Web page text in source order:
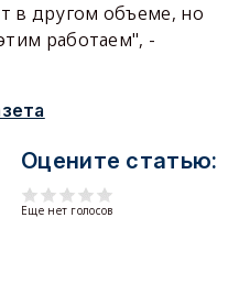
в другом объеме, но
работаем", -
Оцените статью:
Еще нет голосов